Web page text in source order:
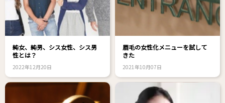
純女、純男、シス女性、シス男
性とは？
2022年12月20日
眉毛の女性化メニューを試して
きた
2021年10月07日